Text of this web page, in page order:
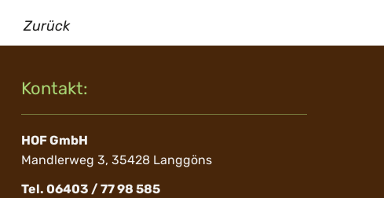
Zurück
Kontakt:
HOF GmbH
Mandlerweg 3, 35428 Langgöns
Tel. 06403 / 77 98 585